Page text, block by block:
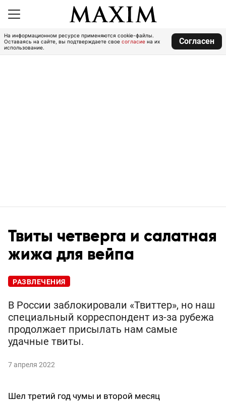
На информационном ресурсе применяются cookie-файлы.
Оставаясь на сайте, вы подтверждаете свое согласие на их
использование.
Согласен
Твиты четверга и салатная
жижа для вейпа
РАЗВЛЕЧЕНИЯ
В России заблокировали «Твиттер», но наш
специальный корреспондент из-за рубежа
продолжает присылать нам самые
удачные твиты.
7 апреля 2022
Шел третий год чумы и второй месяц